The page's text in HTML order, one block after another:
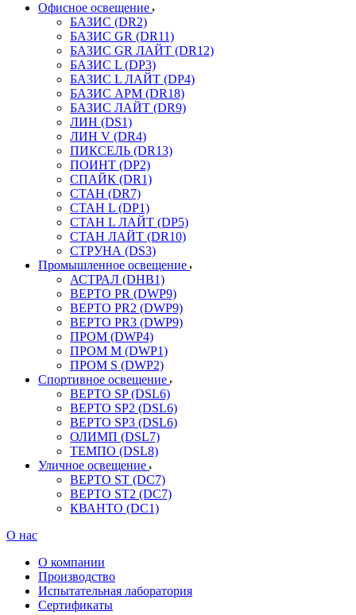
Офисное освещение
БАЗИС (DR2)
БАЗИС GR (DR11)
БАЗИС GR ЛАЙТ (DR12)
БАЗИС L (DP3)
БАЗИС L ЛАЙТ (DP4)
БАЗИС АРМ (DR18)
БАЗИС ЛАЙТ (DR9)
ЛИН (DS1)
ЛИН V (DR4)
ПИКСЕЛЬ (DR13)
ПОИНТ (DP2)
СПАЙК (DR1)
СТАН (DR7)
СТАН L (DP1)
СТАН L ЛАЙТ (DP5)
СТАН ЛАЙТ (DR10)
СТРУНА (DS3)
Промышленное освещение
АСТРАЛ (DHB1)
ВЕРТО PR (DWP9)
ВЕРТО PR2 (DWP9)
ВЕРТО PR3 (DWP9)
ПРОМ (DWP4)
ПРОМ M (DWP1)
ПРОМ S (DWP2)
Спортивное освещение
ВЕРТО SP (DSL6)
ВЕРТО SP2 (DSL6)
ВЕРТО SP3 (DSL6)
ОЛИМП (DSL7)
ТЕМПО (DSL8)
Уличное освещение
ВЕРТО ST (DC7)
ВЕРТО ST2 (DC7)
КВАНТО (DC1)
О нас
О компании
Производство
Испытательная лаборатория
Сертификаты